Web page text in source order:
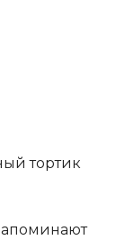
тортик